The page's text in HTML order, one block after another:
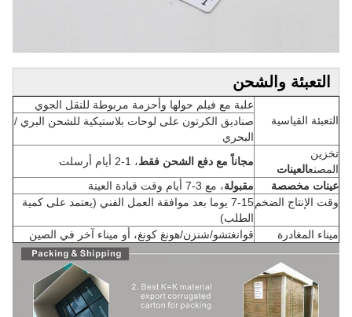
التعبئة والشحن
التعبئة القياسية
علبة مع فيلم حولها وأحزمة مربوطة للنقل الجوي
صناديق الكرتون على لوحات بلاستيكية للشحن البري /
البحري
تخزين
المصنعالعينات
مجاناً مع دفع الشحن فقط، 1-2 أيام أرسلت
عينات مخصصة
مقبولة، مع 3-7 أيام وقت قيادة العينة
وقت الإنتاج الضخم
7-15 يوما بعد موافقة العمل الفني (يعتمد على كمية
الطلب)
ميناء المغادرة
قوانغتشو/شنزن/هونغ كونغ، أو ميناء آخر في الصين